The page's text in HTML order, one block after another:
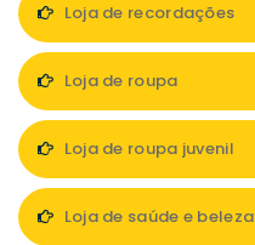
Loja de recordações
Loja de roupa
Loja de roupa juvenil
Loja de saúde e beleza